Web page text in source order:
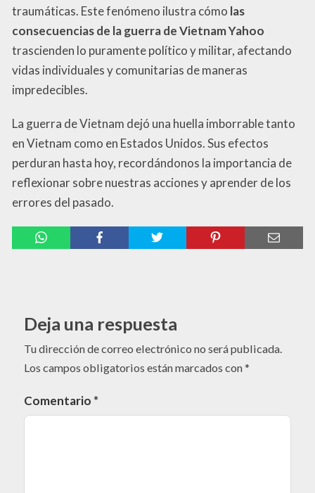
traumáticas. Este fenómeno ilustra cómo las
consecuencias de la guerra de Vietnam Yahoo
trascienden lo puramente político y militar, afectando
vidas individuales y comunitarias de maneras
impredecibles.
La guerra de Vietnam dejó una huella imborrable tanto
en Vietnam como en Estados Unidos. Sus efectos
perduran hasta hoy, recordándonos la importancia de
reflexionar sobre nuestras acciones y aprender de los
errores del pasado.
Deja una respuesta
Tu dirección de correo electrónico no será publicada.
Los campos obligatorios están marcados con*
Comentario *